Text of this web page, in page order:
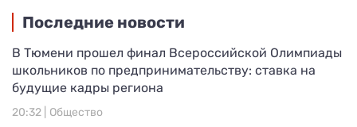
Последние новости
В Тюмени прошел финал Всероссийской Олимпиады
школьников по предпринимательству: ставка на
будущие кадры региона
20:32 | Общество